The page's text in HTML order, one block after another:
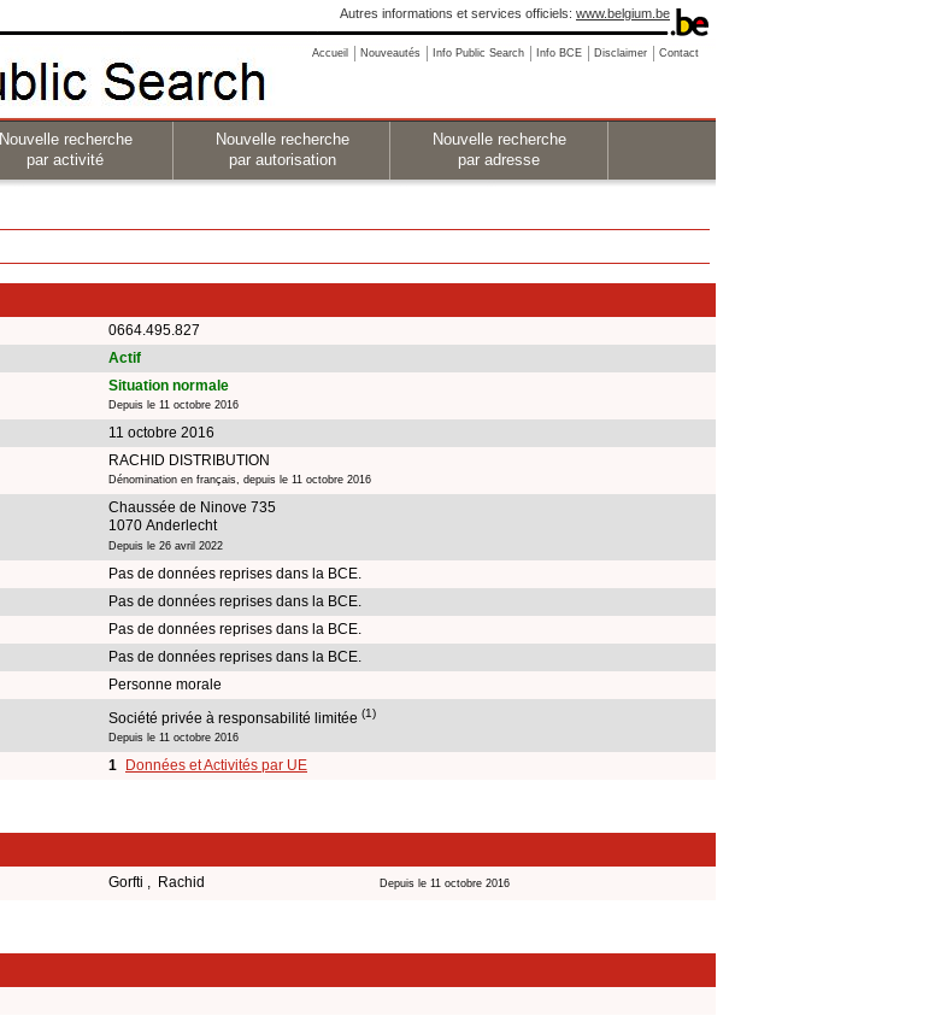
Autres informations et services officiels: www.belgium.be
Accueil Nouveautés Info Public Search Info BCE Disclaimer Contact
Nouvelle recherche
par activité
Nouvelle recherche
par autorisation
Nouvelle recherche
par adresse
0664.495.827
Actif
Situation normale
Depuis le 11 octobre 2016
11 octobre 2016
RACHID DISTRIBUTION
Dénomination en français, depuis le 11 octobre 2016
Chaussée de Ninove 735
1070 Anderlecht
Depuis le 26 avril 2022
Pas de données reprises dans la BCE.
Pas de données reprises dans la BCE.
Pas de données reprises dans la BCE.
Pas de données reprises dans la BCE.
Personne morale
Société privée à responsabilité limitée (1)
Depuis le 11 octobre 2016
1 Données et Activités par UE
Gorfti , Rachid Depuis le 11 octobre 2016